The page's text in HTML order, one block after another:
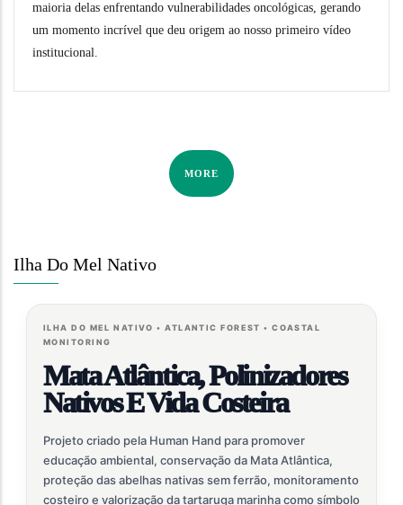
maioria delas enfrentando vulnerabilidades oncológicas, gerando
um momento incrível que deu origem ao nosso primeiro vídeo
institucional.
MORE
Ilha Do Mel Nativo
ILHA DO MEL NATIVO • ATLANTIC FOREST • COASTAL
MONITORING
Mata Atlântica, Polinizadores
Nativos E Vida Costeira
Projeto criado pela Human Hand para promover
educação ambiental, conservação da Mata Atlântica,
proteção das abelhas nativas sem ferrão, monitoramento
costeiro e valorização da tartaruga marinha como símbolo